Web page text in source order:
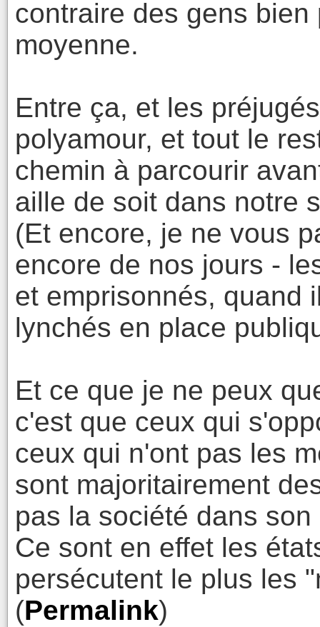
contraire des gens
moyenne.
Entre ça, et les
polyamour, et tout le
chemin à parcourir
aille de soit dans notre
(Et encore, je ne vous
encore de nos jours -
et emprisonnés, quand
lynchés en place
Et ce que je ne peux
c'est que ceux qui
ceux qui n'ont pas les
sont majoritairement
pas la société dans
Ce sont en effet les
persécutent le plus les
(Permalink)